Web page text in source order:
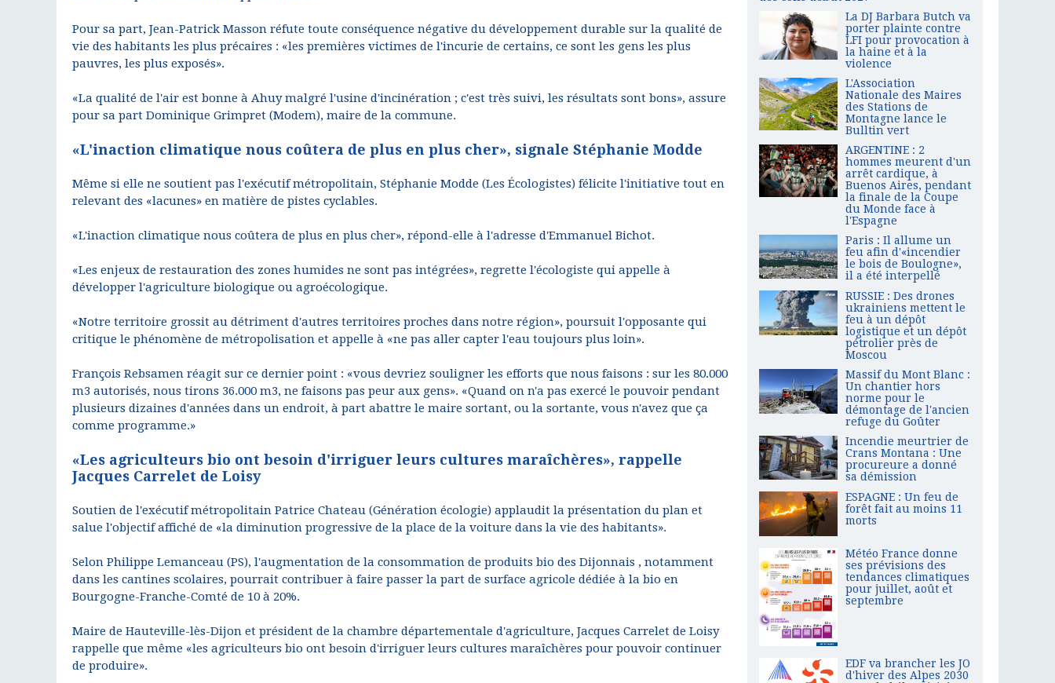
Pour sa part, Jean-Patrick Masson réfute toute conséquence négative du développement durable sur la qualité de
vie des habitants les plus précaires : «les premières victimes de l'incurie de certains, ce sont les gens les plus
pauvres, les plus exposés».
«La qualité de l'air est bonne à Ahuy malgré l'usine d'incinération ; c'est très suivi, les résultats sont bons», assure
pour sa part Dominique Grimpret (Modem), maire de la commune.
«L'inaction climatique nous coûtera de plus en plus cher», signale Stéphanie Modde
Même si elle ne soutient pas l'exécutif métropolitain, Stéphanie Modde (Les Écologistes) félicite l'initiative tout en
relevant des «lacunes» en matière de pistes cyclables.
«L'inaction climatique nous coûtera de plus en plus cher», répond-elle à l'adresse d'Emmanuel Bichot.
«Les enjeux de restauration des zones humides ne sont pas intégrées», regrette l'écologiste qui appelle à
développer l'agriculture biologique ou agroécologique.
«Notre territoire grossit au détriment d'autres territoires proches dans notre région», poursuit l'opposante qui
critique le phénomène de métropolisation et appelle à «ne pas aller capter l'eau toujours plus loin».
François Rebsamen réagit sur ce dernier point : «vous devriez souligner les efforts que nous faisons : sur les 80.000
m3 autorisés, nous tirons 36.000 m3, ne faisons pas peur aux gens». «Quand on n'a pas exercé le pouvoir pendant
plusieurs dizaines d'années dans un endroit, à part abattre le maire sortant, ou la sortante, vous n'avez que ça
comme programme.»
«Les agriculteurs bio ont besoin d'irriguer leurs cultures maraîchères», rappelle
Jacques Carrelet de Loisy
Soutien de l'exécutif métropolitain Patrice Chateau (Génération écologie) applaudit la présentation du plan et
salue l'objectif affiché de «la diminution progressive de la place de la voiture dans la vie des habitants».
Selon Philippe Lemanceau (PS), l'augmentation de la consommation de produits bio des Dijonnais , notamment
dans les cantines scolaires, pourrait contribuer à faire passer la part de surface agricole dédiée à la bio en
Bourgogne-Franche-Comté de 10 à 20%.
Maire de Hauteville-lès-Dijon et président de la chambre départementale d'agriculture, Jacques Carrelet de Loisy
rappelle que même «les agriculteurs bio ont besoin d'irriguer leurs cultures maraîchères pour pouvoir continuer
de produire».
La DJ Barbara Butch va
porter plainte contre
LFI pour provocation à
la haine et à la
violence
L'Association
Nationale des Maires
des Stations de
Montagne lance le
Bulltin vert
ARGENTINE : 2
hommes meurent d'un
arrêt cardique, à
Buenos Aires, pendant
la finale de la Coupe
du Monde face à
l'Espagne
Paris : Il allume un
feu afin d'«incendier
le bois de Boulogne»,
il a été interpellé
RUSSIE : Des drones
ukrainiens mettent le
feu à un dépôt
logistique et un dépôt
pétrolier près de
Moscou
Massif du Mont Blanc :
Un chantier hors
norme pour le
démontage de l'ancien
refuge du Goûter
Incendie meurtrier de
Crans Montana : Une
procureure a donné
sa démission
ESPAGNE : Un feu de
forêt fait au moins 11
morts
Météo France donne
ses prévisions des
tendances climatiques
pour juillet, août et
septembre
EDF va brancher les JO
d'hiver des Alpes 2030